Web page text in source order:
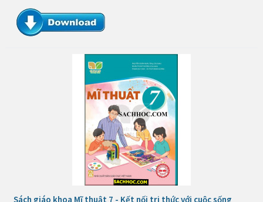
Sách giáo khoa Mĩ thuật 7 - Kết nối tri thức với cuộc sống